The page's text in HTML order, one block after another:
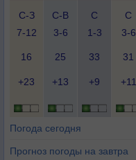
С-З
7-12
С-В
3-6
С
1-3
С
3-6
16 25 33 31
+23 +13 +9 +11
Погода сегодня
Прогноз погоды на завтра